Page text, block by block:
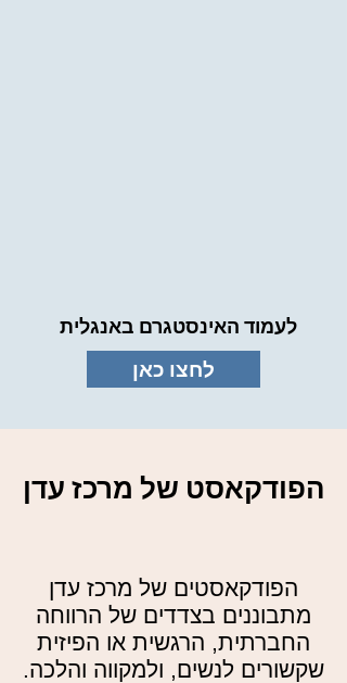
לעמוד האינסטגרם באנגלית
לחצו כאן
הפודקאסט של מרכז עדן
​הפודקאסטים של מרכז עדן
מתבוננים בצדדים של הרווחה
החברתית, הרגשית או הפיזית
שקשורים לנשים, ולמקווה והלכה.